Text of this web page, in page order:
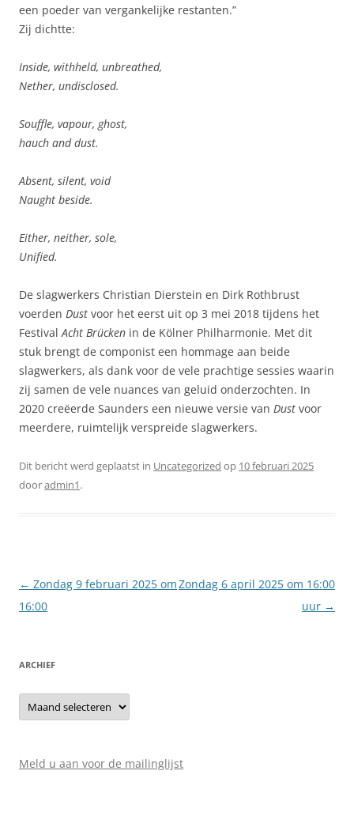
een poeder van vergankelijke restanten.”
Zij dichtte:
Inside, withheld, unbreathed,
Nether, undisclosed.
Souffle, vapour, ghost,
hauch and dust.
Absent, silent, void
Naught beside.
Either, neither, sole,
Unified.
De slagwerkers Christian Dierstein en Dirk Rothbrust
voerden Dust voor het eerst uit op 3 mei 2018 tijdens het
FestivalAcht Brücken in de Kölner Philharmonie. Met dit
stuk brengt de componist een hommage aan beide
slagwerkers, als dank voor de vele prachtige sessies waarin
zij samen de vele nuances van geluid onderzochten. In
2020 creëerde Saunders een nieuwe versie van Dust voor
meerdere, ruimtelijk verspreide slagwerkers.
Dit bericht werd geplaatst in Uncategorized op 10 februari 2025
dooradmin1.
Berichtnavigatie
← Zondag 9 februari 2025 om
16:00
Zondag 6 april 2025 om 16:00
uur →
ARCHIEF
Archief
Meld u aan voor de mailinglijst